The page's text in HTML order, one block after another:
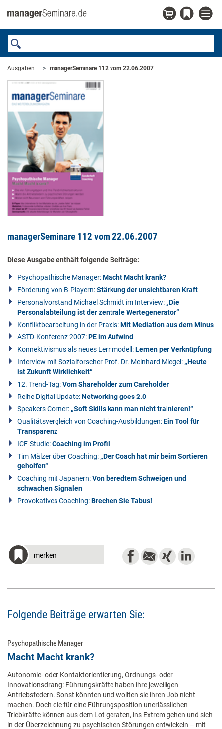
Ausgaben managerSeminare 112 vom 22.06.2007
managerSeminare 112 vom 22.06.2007
Diese Ausgabe enthält folgende Beiträge:
Psychopathische Manager:Macht Macht krank?
Förderung von B-Playern:Stärkung der unsichtbaren Kraft
Personalvorstand Michael Schmidt im Interview: „Die
Personalabteilung ist der zentrale Wertegenerator“
Konfliktbearbeitung in der Praxis:Mit Mediation aus dem Minus
ASTD-Konferenz 2007:PE im Aufwind
Konnektivismus als neues Lernmodell:Lernen per Verknüpfung
Interview mit Sozialforscher Prof. Dr. Meinhard Miegel: „Heute
ist Zukunft Wirklichkeit“
12. Trend-Tag:Vom Shareholder zum Careholder
Reihe Digital Update:Networking goes 2.0
Speakers Corner: „Soft Skills kann man nicht trainieren!“
Qualitätsvergleich von Coaching-Ausbildungen:Ein Tool für
Transparenz
ICF-Studie:Coaching im Profil
Tim Mälzer über Coaching: „Der Coach hat mir beim Sortieren
geholfen“
Coaching mit Japanern:Von beredtem Schweigen und
schwachen Signalen
Provokatives Coaching:Brechen Sie Tabus!
merken
Folgende Beiträge erwarten Sie:
Psychopathische Manager
Macht Macht krank?
Autonomie- oder Kontaktorientierung, Ordnungs- oder
Innovationsdrang: Führungskräfte haben ihre jeweiligen
Antriebsfedern. Sonst könnten und wollten sie ihren Job nicht
machen. Doch die für eine Führungsposition unerlässlichen
Triebkräfte können aus dem Lot geraten, ins Extrem gehen und sich
in der Überzeichnung zu psychischen Störungen entwickeln – mit